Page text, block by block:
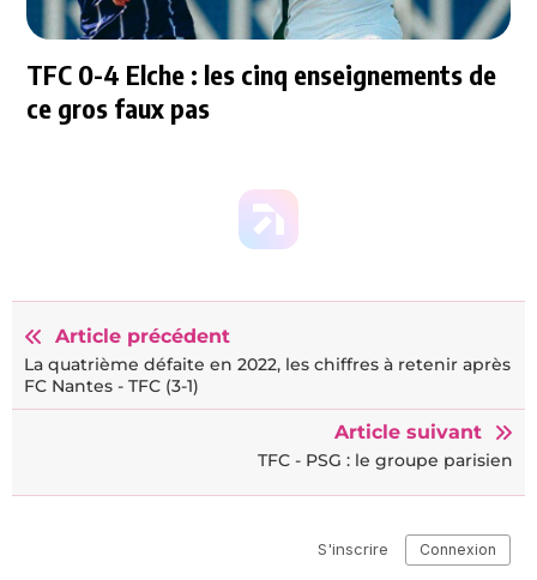
TFC 0-4 Elche : les cinq enseignements de
ce gros faux pas
Article précédent
La quatrième défaite en 2022, les chiffres à retenir après
FC Nantes - TFC (3-1)
Article suivant
TFC - PSG : le groupe parisien